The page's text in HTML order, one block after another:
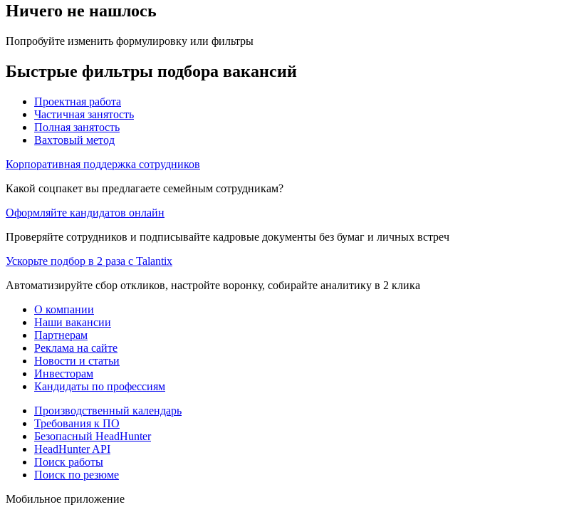
Ничего не нашлось
Попробуйте изменить формулировку или фильтры
Быстрые фильтры подбора вакансий
Проектная работа
Частичная занятость
Полная занятость
Вахтовый метод
Корпоративная поддержка сотрудников
Какой соцпакет вы предлагаете семейным сотрудникам?
Оформляйте кандидатов онлайн
Проверяйте сотрудников и подписывайте кадровые документы без бумаг и личных встреч
Ускорьте подбор в 2 раза с Talantix
Автоматизируйте сбор откликов, настройте воронку, собирайте аналитику в 2 клика
О компании
Наши вакансии
Партнерам
Реклама на сайте
Новости и статьи
Инвесторам
Кандидаты по профессиям
Производственный календарь
Требования к ПО
Безопасный HeadHunter
HeadHunter API
Поиск работы
Поиск по резюме
Мобильное приложение